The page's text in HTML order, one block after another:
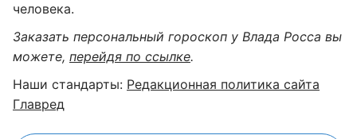
человека.
Заказать персональный гороскоп у Влада Росса вы
можете, перейдя по ссылке.
Наши стандарты: Редакционная политика сайта
Главред